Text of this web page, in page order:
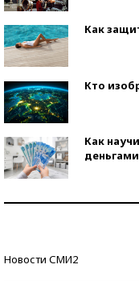
Как
Кто
Как
Новости СМИ2